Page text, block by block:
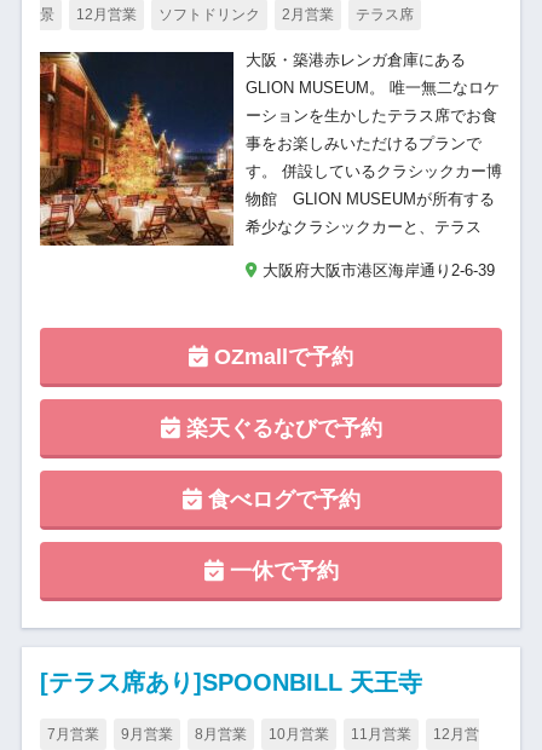
景 12月営業 ソフトドリンク 2月営業 テラス席
大阪・築港赤レンガ倉庫にある
GLION MUSEUM。 唯一無二なロケ
ーションを生かしたテラス席でお食
事をお楽しみいただけるプランで
す。 併設しているクラシックカー博
物館 GLION MUSEUMが所有する
希少なクラシックカーと、テラス
大阪府大阪市港区海岸通り2-6-39
OZmallで予約
楽天ぐるなびで予約
食べログで予約
一休で予約
[テラス席あり]SPOONBILL 天王寺
7月営業 9月営業 8月営業 10月営業 11月営業 12月営